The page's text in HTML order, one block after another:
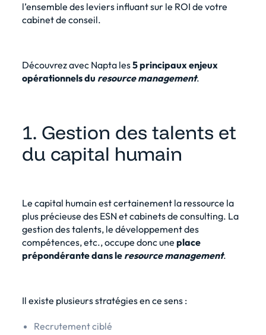
l’ensemble des leviers influant sur le ROI de votre
cabinet de conseil.
Découvrez avec Naptales5 principaux enjeux
opérationnels du resource management.
1. Gestion des talents et
du capital humain
Le capital humain est certainement la ressource la
plus précieuse des ESN et cabinets de consulting. La
gestion des talents, le développement des
compétences, etc., occupe donc une place
prépondérante dans le resource management.
Il existe plusieurs stratégies en ce sens :
Recrutement ciblé